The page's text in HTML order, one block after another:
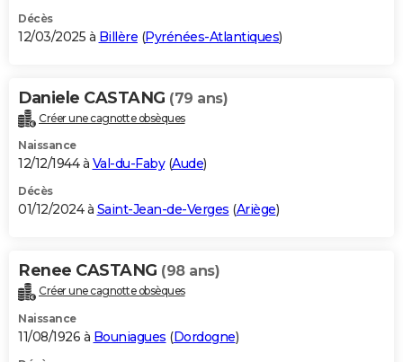
Décès
12/03/2025 à Billère (Pyrénées-Atlantiques)
Daniele CASTANG (79 ans)
Créer une cagnotte obsèques
Naissance
12/12/1944 à Val-du-Faby(Aude)
Décès
01/12/2024 à Saint-Jean-de-Verges (Ariège)
Renee CASTANG (98 ans)
Créer une cagnotte obsèques
Naissance
11/08/1926 à Bouniagues (Dordogne)